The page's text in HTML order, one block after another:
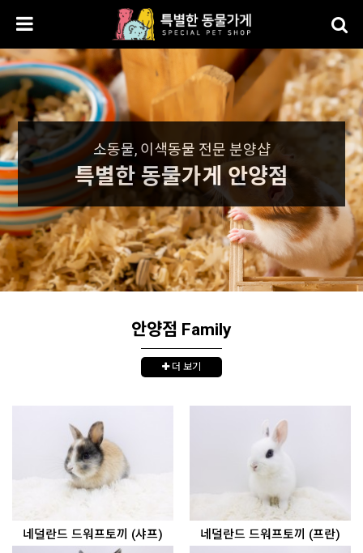
소동물, 이색동물 전문 분양샵
특별한 동물가게 안양점
안양점 Family
더 보기
네덜란드 드워프토끼 (샤프) 네덜란드 드워프토끼 (프란)